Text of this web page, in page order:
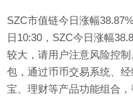
SZC市值链今日涨幅
日10:30，SZC今日涨幅
较大，请用户注意风险控
包，通过币币交易系统、
宝、理财等产品功能组合